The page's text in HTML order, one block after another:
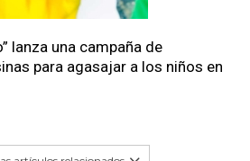
lanza una campaña de
para agasajar a los niños en